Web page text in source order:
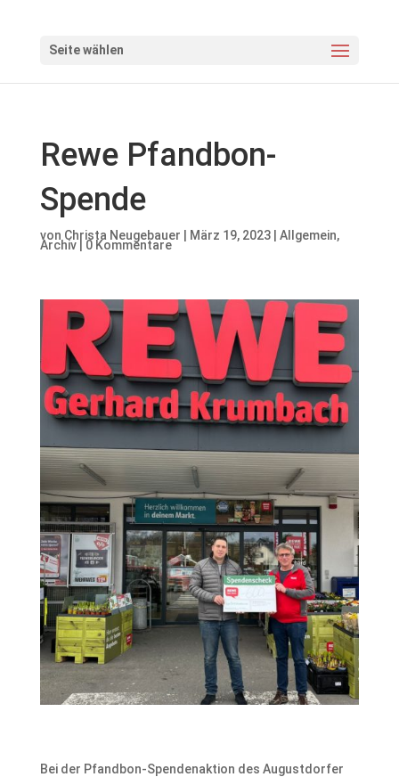
Seite wählen
Rewe Pfandbon-
Spende
von Christa Neugebauer März 19, 2023| Allgemein,
Archiv| 0 Kommentare
Bei der Pfandbon-Spendenaktion des Augustdorfer